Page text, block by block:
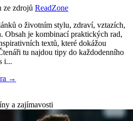
ze zdrojů ReadZone
o životním stylu, zdraví, vztazích,
Obsah je kombinací praktických rad,
textů, které dokážou
tu najdou tipy do každodenního
i...
→
a zajímavosti